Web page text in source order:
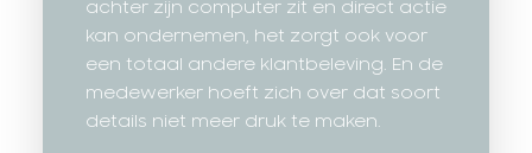
achter zijn computer zit en direct actie
kan ondernemen, het zorgt ook voor
een totaal andere klantbeleving. En de
medewerker hoeft zich over dat soort
details niet meer druk te maken.